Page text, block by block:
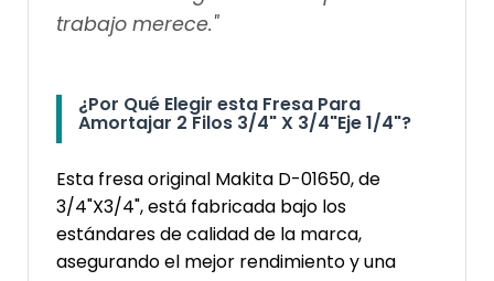
trabajo merece."
¿Por Qué Elegir esta Fresa Para
Amortajar 2 Filos 3/4" X 3/4"Eje 1/4"?
Esta fresa original Makita D-01650, de
3/4"X3/4", está fabricada bajo los
estándares de calidad de la marca,
asegurando el mejor rendimiento y una